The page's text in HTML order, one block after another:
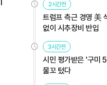
2시간전
트럼프 측근 경영 美
없이 시추장비 반입
3시간전
시민 평가받은 '구미
물꼬 텄다